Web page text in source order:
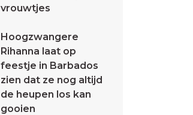
vrouwtjes
Hoogzwangere
Rihanna laat op
feestje in Barbados
zien dat ze nog altijd
de heupen los kan
gooien